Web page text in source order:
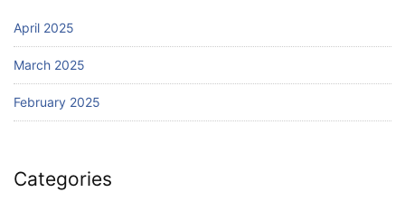
April 2025
March 2025
February 2025
Categories